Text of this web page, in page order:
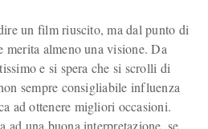
un film riuscito, ma dal punto di
merita almeno una visione. Da
e si spera che si scrolli di
sempre consigliabile influenza
ad ottenere migliori occasioni.
ad una buona interpretazione, se